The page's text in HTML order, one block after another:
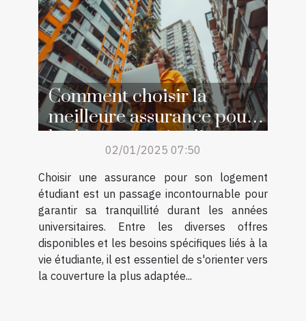
Comment choisir la
meilleure assurance pour
les logements étudiants
02/01/2025 07:50
Choisir une assurance pour son logement
étudiant est un passage incontournable pour
garantir sa tranquillité durant les années
universitaires. Entre les diverses offres
disponibles et les besoins spécifiques liés à la
vie étudiante, il est essentiel de s'orienter vers
la couverture la plus adaptée...